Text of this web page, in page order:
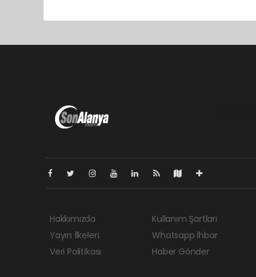
Hakkımızda
Yayın İlkeleri
Veri Politikası
Kullanım Şartları
Whatsapp İhbar
Haber Gönder